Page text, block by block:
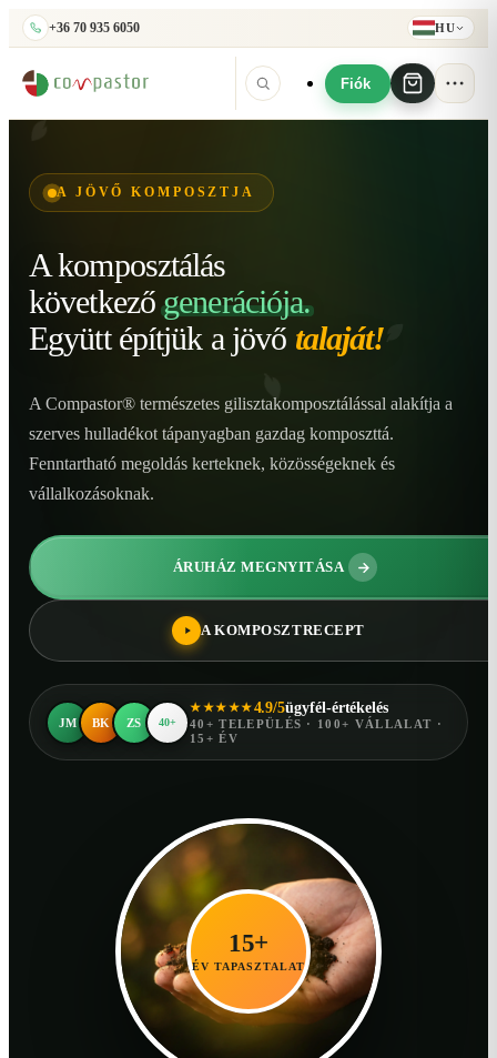
+36 70 935 6050 HU
Fiók
A JÖVŐ KOMPOSZTJA
A komposztálás
következő generációja.
Együtt építjük a jövő talaját!
A Compastor® természetes gilisztakomposztálással alakítja a
szerves hulladékot tápanyagban gazdag komposzttá.
Fenntartható megoldás kerteknek, közösségeknek és
vállalkozásoknak.
ÁRUHÁZ MEGNYITÁSA
A KOMPOSZTRECEPT
JM BK ZS 40+
★★★★★4.9/5ügyfél-értékelés
40+ TELEPÜLÉS · 100+ VÁLLALAT ·
15+ ÉV
15+
ÉV TAPASZTALAT